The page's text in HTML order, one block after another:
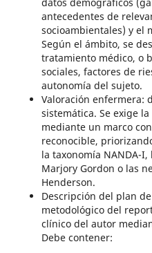
antecedentes de
socioambientales) y el
Según el ámbito, se
tratamiento médico, o
sociales, factores de
autonomía del sujeto.
Valoración enfermera:
sistemática. Se exige
mediante un marco
reconocible,
la taxonomía NANDA-
Marjory Gordon o las
Henderson.
Descripción del plan
metodológico del
clínico del autor
Debe contener: